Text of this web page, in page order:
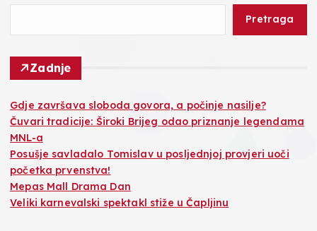
Pretraga
Zadnje
Gdje završava sloboda govora, a počinje nasilje?
Čuvari tradicije: Široki Brijeg odao priznanje legendama
MNL-a
Posušje savladalo Tomislav u posljednjoj provjeri uoči
početka prvenstva!
Mepas Mall Drama Dan
Veliki karnevalski spektakl stiže u Čapljinu